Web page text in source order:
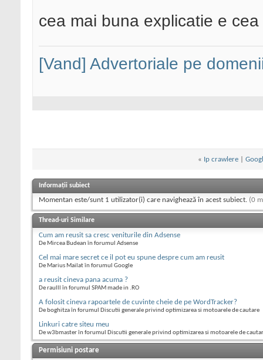
cea mai buna explicatie e
[Vand] Advertoriale pe
« Ip crawlere
Informații subiect
Momentan este/sunt 1 utilizator(i) care navighează în acest subiect. (0
Thread-uri Similare
Cum am reusit sa cresc veniturile din Adsense
De Mircea Budean în forumul Adsense
Cel mai mare secret ce il pot eu spune despre cum am reusit
De Marius Mailat în forumul Google
a reusit cineva pana acuma ?
De raulll în forumul SPAM made in .RO
A folosit cineva rapoartele de cuvinte cheie de pe WordTracker?
De boghitza în forumul Discutii generale privind optimizarea si motoarele de cautare
Linkuri catre siteu meu
De w3bmaster în forumul Discutii generale privind optimizarea si motoarele de
Permisiuni postare